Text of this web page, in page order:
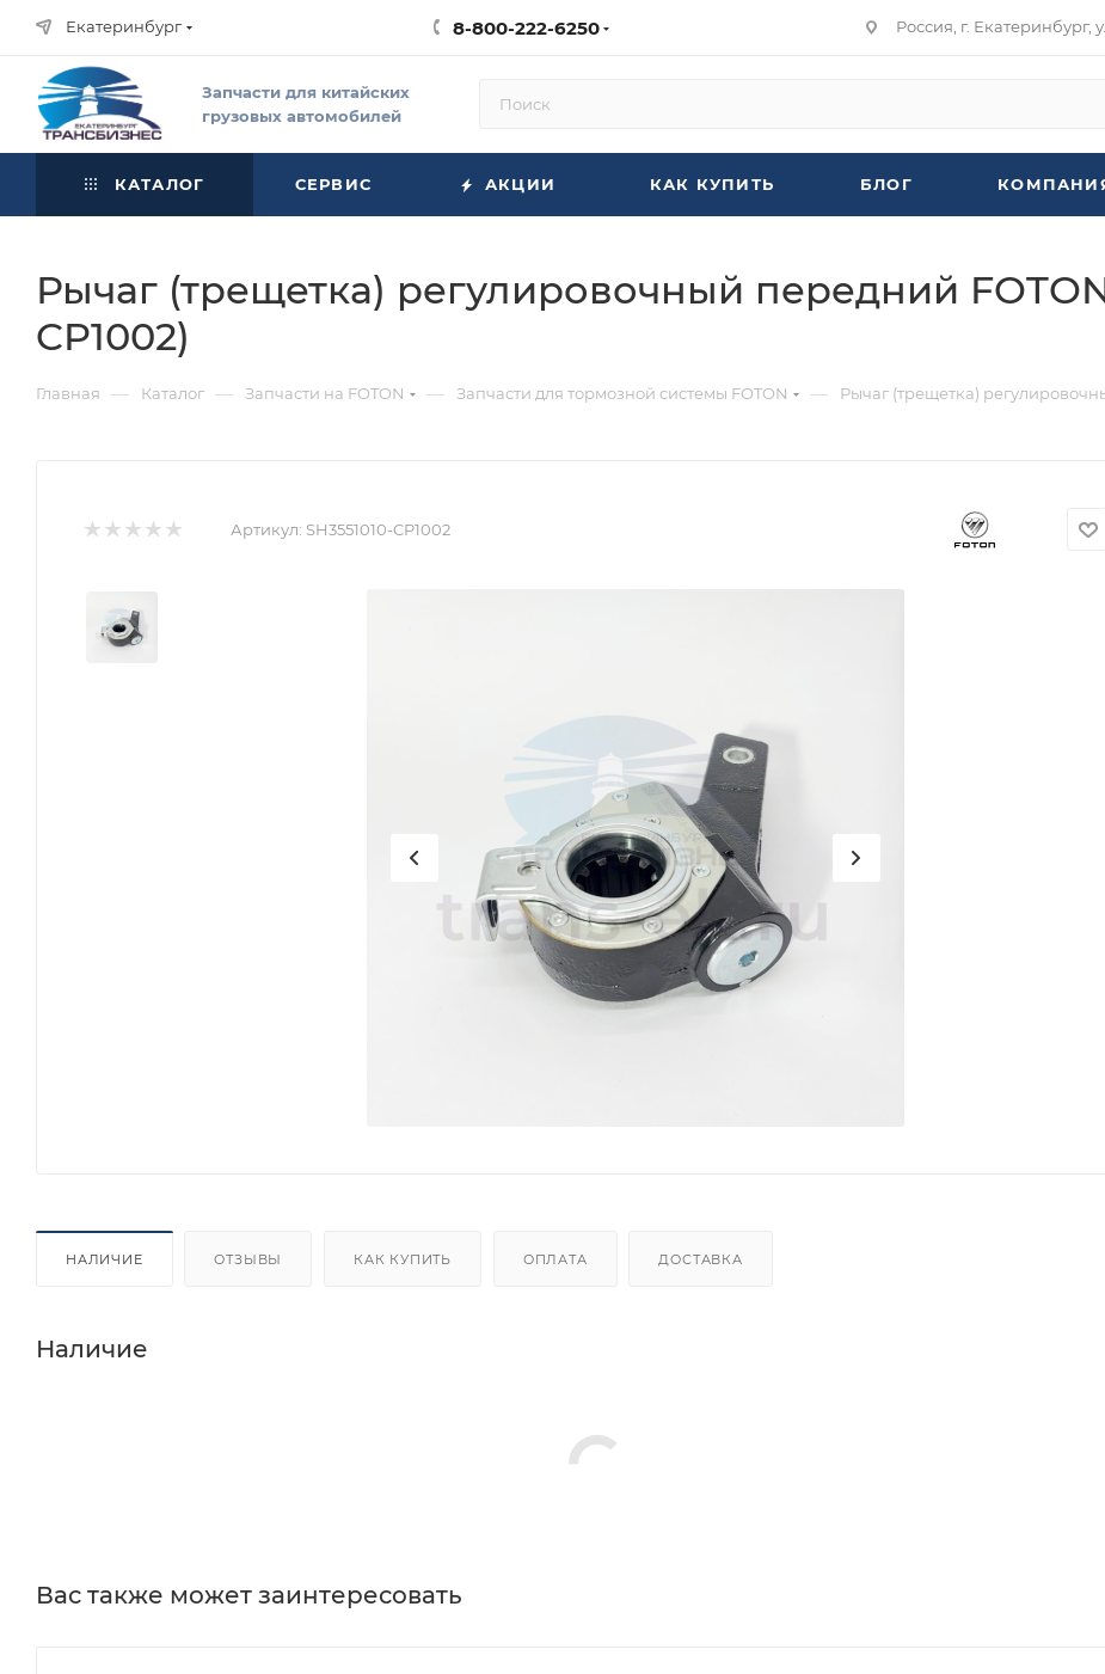
Екатеринбург 8-800-222-6250 Россия, г. Екатеринбург,
Запчасти для китайских
грузовых автомобилей
КАТАЛОГ СЕРВИС АКЦИИ КАК КУПИТЬ БЛОГ
Рычаг (трещетка) регулировочный передний FOTON
CP1002)
Главная — Каталог — Запчасти на FOTON — Запчасти для тормозной системы FOTON — Рычаг (трещетка)
Артикул: SH3551010-CP1002
НАЛИЧИЕ ОТЗЫВЫ КАК КУПИТЬ ОПЛАТА ДОСТАВКА
Наличие
Вас также может заинтересовать